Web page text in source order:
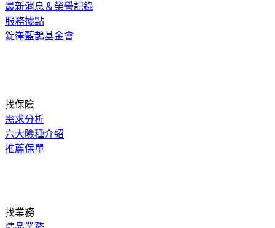
最新消息＆榮譽記錄
服務據點
錠嵂藍鵲基金會
找保險
需求分析
六大險種介紹
推薦保單
找業務